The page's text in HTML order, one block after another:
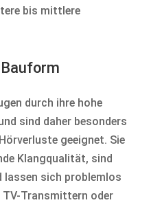
bis mittlere
durch ihre hohe
sind daher besonders
geeignet. Sie
Klangqualität, sind
lassen sich problemlos
Transmittern oder